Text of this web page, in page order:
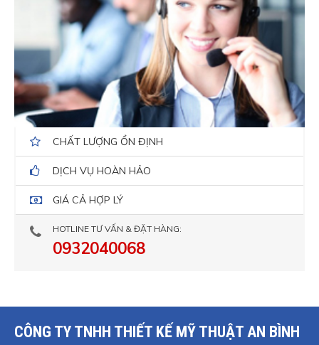
CHẤT LƯỢNG ỔN ĐỊNH
DỊCH VỤ HOÀN HẢO
GIÁ CẢ HỢP LÝ
HOTLINE TƯ VẤN & ĐẶT HÀNG:
0932040068
CÔNG TY TNHH THIẾT KẾ MỸ THUẬT AN BÌNH